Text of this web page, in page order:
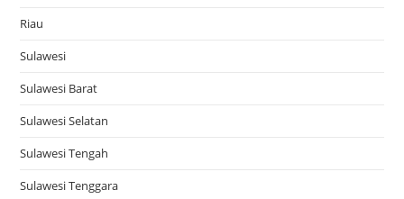
Riau
Sulawesi
Sulawesi Barat
Sulawesi Selatan
Sulawesi Tengah
Sulawesi Tenggara